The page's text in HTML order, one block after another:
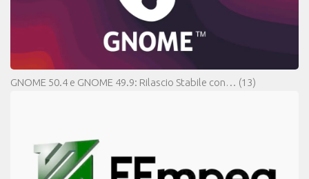
GNOME 50.4 e GNOME 49.9: Rilascio Stabile con… (13)